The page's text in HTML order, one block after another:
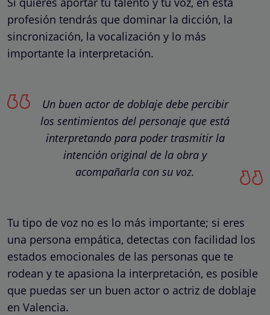
profesión tendrás que dominar la dicción, la
sincronización, la vocalización y lo más
importante la interpretación.
Un buen actor de doblaje debe percibir
los sentimientos del personaje que está
interpretando para poder trasmitir la
intención original de la obra y
acompañarla con su voz.
Tu tipo de voz no es lo más importante; si eres
una persona empática, detectas con facilidad los
estados emocionales de las personas que te
rodean y te apasiona la interpretación, es posible
que puedas ser un buen actor o actriz de doblaje
en Valencia.